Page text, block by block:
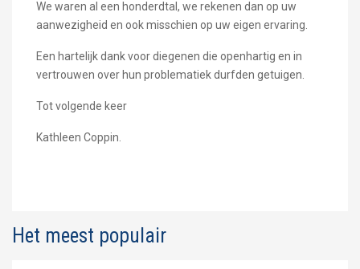
We waren al een honderdtal, we rekenen dan op uw
aanwezigheid en ook misschien op uw eigen ervaring.
Een hartelijk dank voor diegenen die openhartig en in
vertrouwen over hun problematiek durfden getuigen.
Tot volgende keer
Kathleen Coppin.
Het meest populair